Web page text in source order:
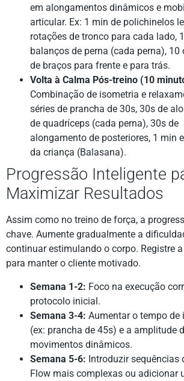
em alongamentos dinâmicos e
articular. Ex: 1 min de polichinelos
rotações de tronco para cada lado,
balanços de perna (cada perna), 10
de braços para frente e para trás.
Volta à Calma Pós-treino (10
Combinação de isometria e
séries de prancha de 30s, 30s de
de quadríceps (cada perna), 30s de
alongamento de posteriores, 1 min
da criança (Balasana).
Progressão Inteligente
Maximizar Resultados
Assim como no treino de força, a
chave. Aumente gradualmente a
continuar estimulando o corpo. Registre
para manter o cliente motivado.
Semana 1-2: Foco na execução
protocolo inicial.
Semana 3-4: Aumentar o tempo de
(ex: prancha de 45s) e a amplitude
movimentos dinâmicos.
Semana 5-6: Introduzir sequências
Flow mais complexas ou adicionar